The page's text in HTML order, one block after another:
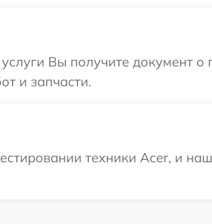
Вы получите документ
и запчасти.
техники Acer, и